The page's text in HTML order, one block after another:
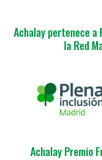
Achalay pertenece a
la Red
Achalay Premio